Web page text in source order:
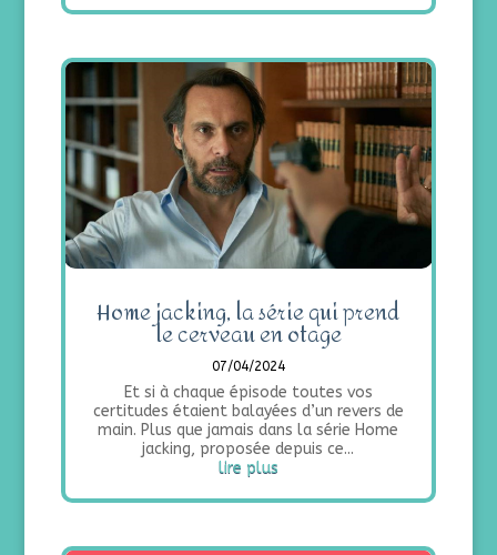
Home jacking, la série qui prend
le cerveau en otage
07/04/2024
Et si à chaque épisode toutes vos
certitudes étaient balayées d’un revers de
main. Plus que jamais dans la série Home
jacking, proposée depuis ce...
lire plus